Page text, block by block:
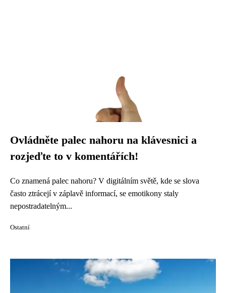
Ovládněte palec nahoru na klávesnici a
rozjeďte to v komentářích!
Co znamená palec nahoru? V digitálním světě, kde se slova
často ztrácejí v záplavě informací, se emotikony staly
nepostradatelným...
Ostatní